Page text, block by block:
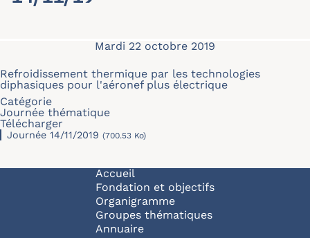
Mardi 22 octobre 2019
Refroidissement thermique par les technologies
diphasiques pour l'aéronef plus électrique
Catégorie
Journée thématique
Télécharger
Journée 14/11/2019 (700.53 Ko)
Navigation principale
Accueil
Fondation et objectifs
Organigramme
Groupes thématiques
Annuaire